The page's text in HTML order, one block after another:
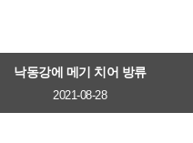
낙동강에 메기 치어 방류
2021-08-28